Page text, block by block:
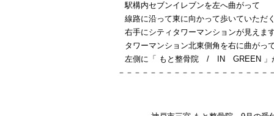
駅構内セブンイレブンを左へ曲がって
線路に沿って東に向かって歩いていただく
右手にシティタワーマンションが見えます
タワーマンション北東側角を右に曲がっ
左側に「 もと整骨院 / IN GREEN 」が
－－－－－－－－－－－－－－－－－－－